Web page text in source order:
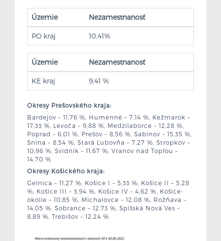
Územie Nezamestnanosť
PO kraj 10,41%
Územie Nezamestnanosť
KE kraj 9,41 %
Okresy Prešovského kraja:
Bardejov – 11,76 %, Humenné – 7,14 %, Kežmarok –
17,33 %, Levoča – 9,88 %, Medzilaborce – 12,28 %,
Poprad – 6,01 %, Prešov – 8,56 %, Sabinov – 15,35 %,
Snina – 8,54 %, Stará Ľubovňa – 7,27 %, Stropkov –
10,96 %, Svidník – 11,67 %, Vranov nad Topľou –
14,70 %
Okresy Košického kraja:
Gelnica – 11,27 %, Košice I – 5,33 %, Košice II – 5,28
%, Košice III – 3,94 %, Košice IV – 4,62 %, Košice-
okolie – 10,85 %, Michalovce – 12,08 %, Rožňava –
14,05 %, Sobrance – 12,73 %, Spišská Nová Ves –
8,89 %, Trebišov – 12,24 %